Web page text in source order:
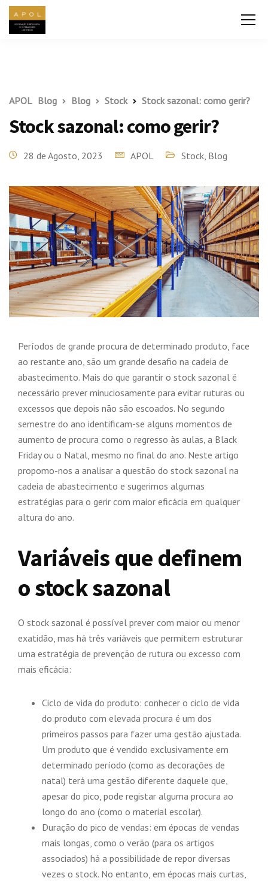
APOL Blog Blog Stock Stock sazonal: como gerir?
Stock sazonal: como gerir?
28 de Agosto, 2023 APOL Stock, Blog
Períodos de grande procura de determinado produto, face
ao restante ano, são um grande desafio na cadeia de
abastecimento. Mais do que garantir o stock sazonal é
necessário prever minuciosamente para evitar ruturas ou
excessos que depois não são escoados. No segundo
semestre do ano identificam-se alguns momentos de
aumento de procura como o regresso às aulas, a Black
Friday ou o Natal, mesmo no final do ano. Neste artigo
propomo-nos a analisar a questão do stock sazonal na
cadeia de abastecimento e sugerimos algumas
estratégias para o gerir com maior eficácia em qualquer
altura do ano.
Variáveis que definem
o stock sazonal
O stock sazonal é possível prever com maior ou menor
exatidão, mas há três variáveis que permitem estruturar
uma estratégia de prevenção de rutura ou excesso com
mais eficácia:
Ciclo de vida do produto: conhecer o ciclo de vida
do produto com elevada procura é um dos
primeiros passos para fazer uma gestão ajustada.
Um produto que é vendido exclusivamente em
determinado período (como as decorações de
natal) terá uma gestão diferente daquele que,
apesar do pico, pode registar alguma procura ao
longo do ano (como o material escolar).
Duração do pico de vendas: em épocas de vendas
mais longas, como o verão (para os artigos
associados) há a possibilidade de repor diversas
vezes o stock. No entanto, em épocas mais curtas,